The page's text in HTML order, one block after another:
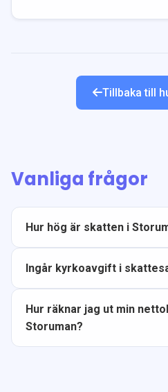
Tillbaka till
Vanliga frågor
Hur hög är skatten i
Ingår kyrkoavgift i
Hur räknar jag ut min
Storuman?